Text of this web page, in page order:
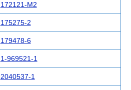
172121-M2
175275-2
179478-6
1-969521-1
2040537-1